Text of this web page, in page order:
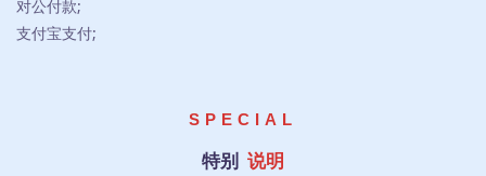
对公付款;
支付宝支付;
SPECIAL
特别 说明